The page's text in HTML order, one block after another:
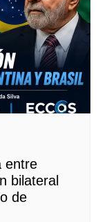
entre
bilateral
de